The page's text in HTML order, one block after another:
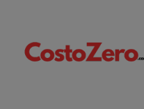
contenuto